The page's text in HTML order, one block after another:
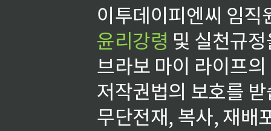
이투데이피엔씨 임
윤리강령 및 실천규
브라보 마이 라이프
저작권법의 보호를
무단전재, 복사, 재배